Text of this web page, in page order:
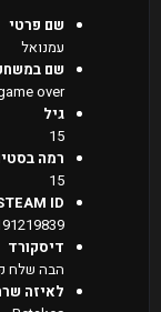
שם פרטי
עמנואל
שם
over
גיל
15
רמה
15
ID
דיסקורד
הבה שלח קוען
לאיזה